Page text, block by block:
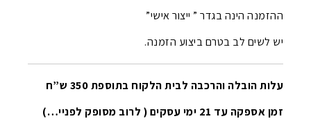
ההזמנה הינה בגדר ” ייצור אישי”
יש לשים לב בטרם ביצוע הזמנה.
עלות הובלה והרכבה לבית הלקוח בתוספת 350 ש”ח
זמן אספקה עד 21 ימי עסקים ( לרוב מסופק לפניי…)